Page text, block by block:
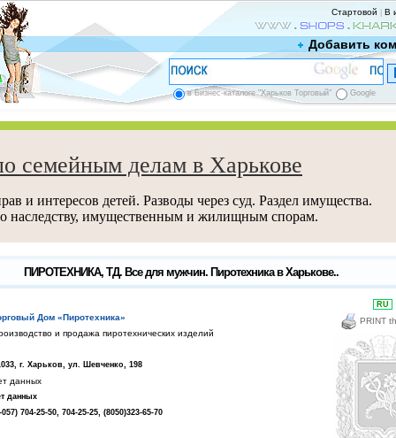
Стартовой В
Добавить
в Бизнес-каталоге "Харьков Торговый" Google
семейным делам в Харькове
и интересов детей. Разводы через суд. Раздел имущества.
наследству, имущественным и жилищным спорам.
ПИРОТЕХНИКА, ТД. Все для мужчин. Пиротехника в Харькове..
RU
Дом «Пиротехника» PRINT
и продажа пиротехнических изделий
г. Харьков, ул. Шевченко, 198
данных
данных
057) 704-25-50, 704-25-25, (8050)323-65-70